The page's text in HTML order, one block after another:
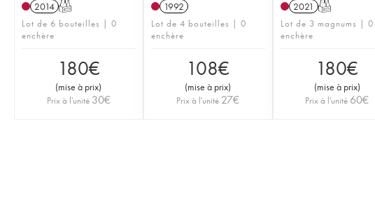
2014 T
Lot de 6 bouteilles | 0
enchère
180€
(mise à prix)
Prix à l'unité 30€
1992
Lot de 4 bouteilles | 0
enchère
108€
(mise à prix)
Prix à l'unité 27€
2021 T
Lot de 3 magnums | 0
enchère
180€
(mise à prix)
Prix à l'unité 60€